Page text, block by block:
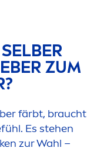
ZUM
färbt, braucht
Es stehen
zur Wahl –